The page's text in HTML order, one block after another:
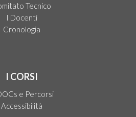
Tecnico
I Docenti
Cronologia
I CORSI
e Percorsi
Accessibilità